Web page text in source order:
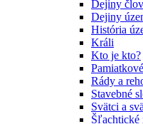
Dejiny
Dejiny
História
Králi
Kto je kto?
Rády a
Stavebné
Svätci a
Šľachtické